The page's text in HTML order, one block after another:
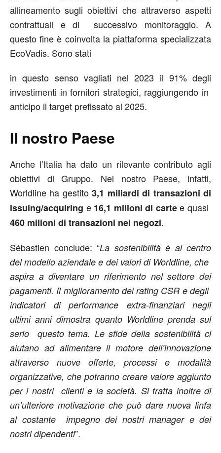
allineamento sugli obiettivi che attraverso aspetti
contrattuali e di successivo monitoraggio. A
questo fine è coinvolta la piattaforma specializzata
EcoVadis. Sono stati
in questo senso vagliati nel 2023 il 91% degli
investimenti in fornitori strategici, raggiungendo in
anticipo il target prefissato al 2025.
Il nostro Paese
Anche l’Italia ha dato un rilevante contributo agli
obiettivi di Gruppo. Nel nostro Paese, infatti,
Worldline ha gestito3,1 miliardi di transazioni di
issuing/acquiring e 16,1 milioni di cartee quasi
460 milioni di transazioni nei negozi.
Sébastien conclude: “La sostenibilità è al centro
del modello aziendale e dei valori di Worldline, che
aspira a diventare un riferimento nel settore dei
pagamenti. Il miglioramento dei rating CSR e degli
indicatori di performance extra-finanziari negli
ultimi anni dimostra quanto Worldline prenda sul
serio questo tema. Le sfide della sostenibilità ci
aiutano ad alimentare il motore dell’innovazione
attraverso nuove offerte, processi e modalità
organizzative, che potranno creare valore aggiunto
per i nostri clienti e la società. Si tratta inoltre di
un’ulteriore motivazione che può dare nuova linfa
al costante impegno dei nostri manager e dei
nostri dipendenti”.